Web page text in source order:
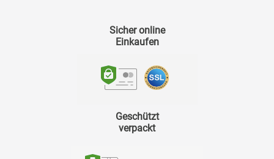
Sicher online
Einkaufen
Geschützt
verpackt